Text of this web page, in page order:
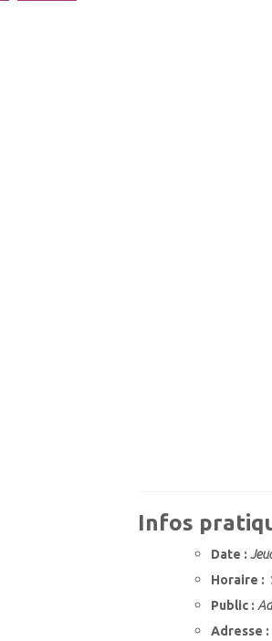
Infos
Date :
Horaire :
Public :
Adresse :